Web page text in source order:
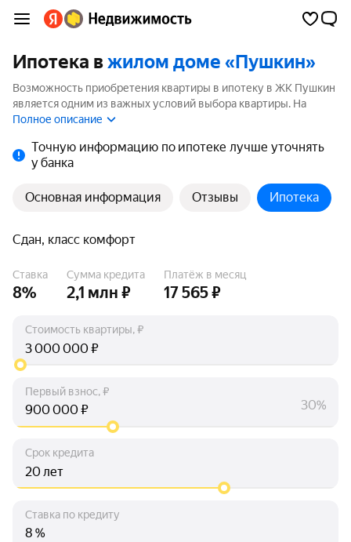
Ипотека вжилом доме «Пушкин»
Возможность приобретения квартиры в ипотеку в ЖК Пушкин
является одним из важных условий выбора квартиры. На
странице мы собрали программы кредитования банков для
Полное описание
Точную информацию по ипотеке лучше уточнять
у банка
Основная информация Отзывы Ипотека
Сдан, класс комфорт
Ставка
8%
Сумма кредита
2,1 млн ₽
Платёж в месяц
17 565 ₽
Стоимость квартиры, ₽
₽
Первый взнос, ₽
₽ 30%
Срок кредита
лет
Ставка по кредиту
%